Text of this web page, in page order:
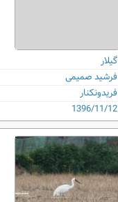
گیلار
فرشید صمیمی
فریدونکنار
1396/11/12